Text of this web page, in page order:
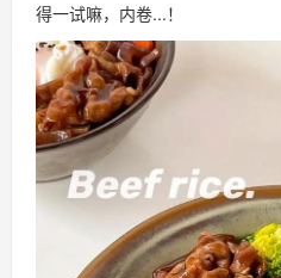
得一试嘛，内卷...！